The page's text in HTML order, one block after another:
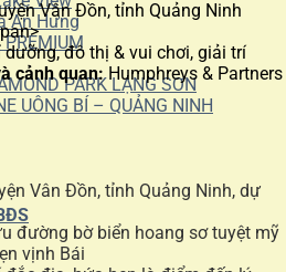
An Hưng
PARK LẠNG SƠN
UÔNG BÍ – QUẢNG NINH
Vân Đồn, tỉnh Quảng Ninh
dưỡng, đô thị & vui chơi, giải trí
cảnh quan:Humphreys & Partners
Vân Đồn, tỉnh Quảng Ninh, dự
đường bờ biển hoang sơ tuyệt mỹ
vịnh Bái